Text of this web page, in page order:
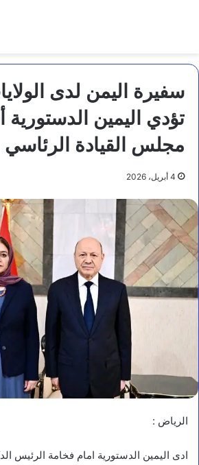
سفيرة اليمن لدى
تؤدي اليمين
مجلس القيادة الرئاسي
4 أبريل، 2026
الرياض :
ادى اليمين الدستورية امام فخامة الرئيس